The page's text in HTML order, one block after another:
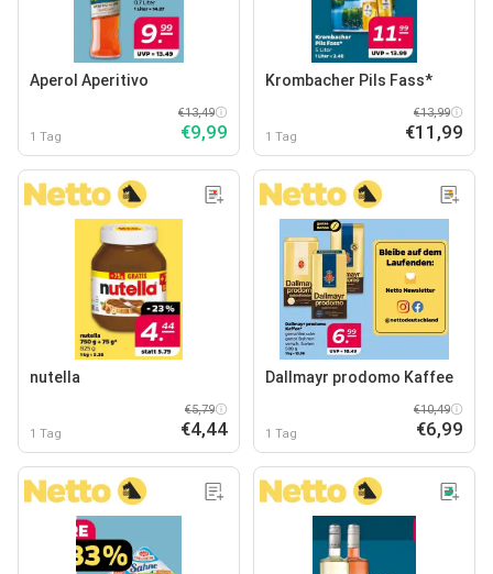
Aperol Aperitivo
1 Tag
€13,49
€9,99
Krombacher Pils Fass*
1 Tag
€13,99
€11,99
nutella
1 Tag
€5,79
€4,44
Dallmayr prodomo Kaffee
1 Tag
€10,49
€6,99